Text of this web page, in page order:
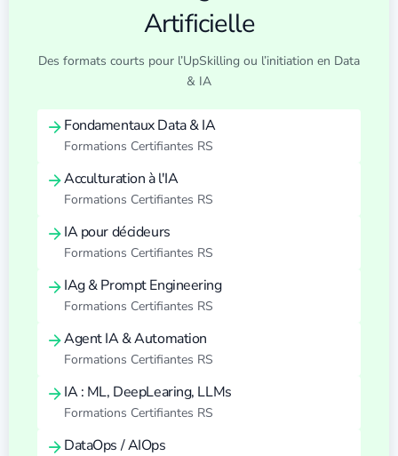
Artificielle
Des formats courts pour l’UpSkilling ou l’initiation en Data
& IA
Fondamentaux Data & IA
Formations Certifiantes RS
Acculturation à l'IA
Formations Certifiantes RS
IA pour décideurs
Formations Certifiantes RS
IAg & Prompt Engineering
Formations Certifiantes RS
Agent IA & Automation
Formations Certifiantes RS
IA : ML, DeepLearing, LLMs
Formations Certifiantes RS
DataOps / AIOps